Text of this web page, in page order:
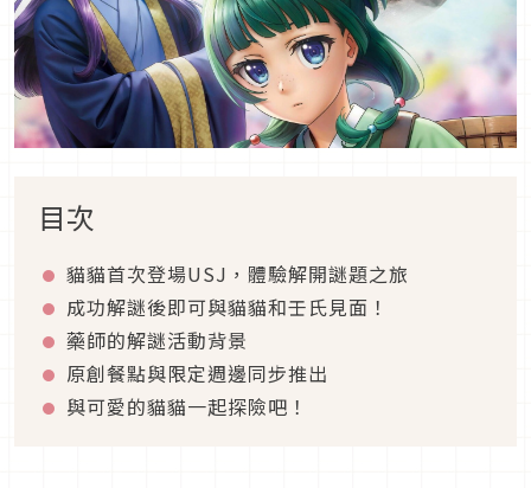
目次
貓貓首次登場USJ，體驗解開謎題之旅
成功解謎後即可與貓貓和壬氏見面！
藥師的解謎活動背景
原創餐點與限定週邊同步推出
與可愛的貓貓一起探險吧！